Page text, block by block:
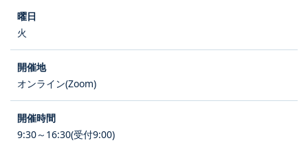
火
オンライン(Zoom)
9:30～16:30(受付9:00)